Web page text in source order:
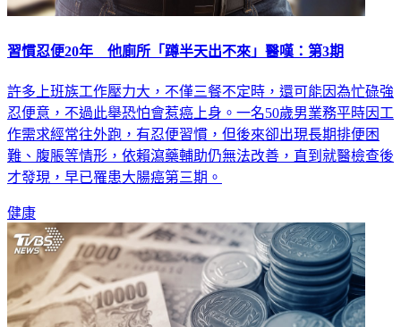
習慣忍便20年 他廁所「蹲半天出不來」醫嘆：第3期
許多上班族工作壓力大，不僅三餐不定時，還可能因為忙碌強
忍便意，不過此舉恐怕會惹癌上身。一名50歲男業務平時因工
作需求經常往外跑，有忍便習慣，但後來卻出現長期排便困
難、腹脹等情形，依賴瀉藥輔助仍無法改善，直到就醫檢查後
才發現，早已罹患大腸癌第三期。
健康